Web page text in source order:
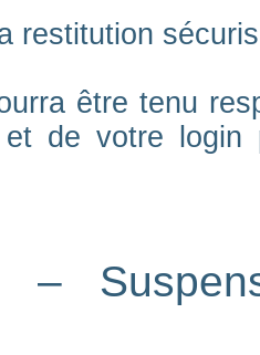
restitution
être tenu
de votre
–